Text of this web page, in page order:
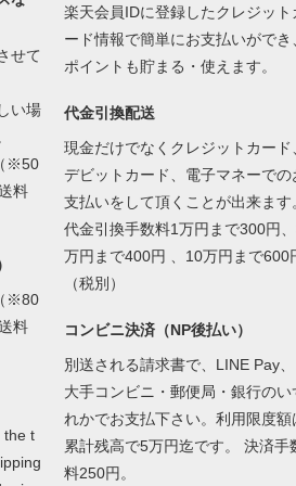
せて
い場
※50
料
※80
料
the t
楽天会員IDに登録したクレジット
ード情報で簡単にお支払いができ
ポイントも貯まる・使えます。
代金引換配送
現金だけでなくクレジットカード
デビットカード、電子マネーでの
支払いをして頂くことが出来ます
代金引換手数料1万円まで300円
万円まで400円 、10万円まで600
（税別）
コンビニ決済（NP後払い）
別送される請求書で、LINE Pay、
大手コンビニ・郵便局・銀行のい
れかでお支払下さい。利用限度額
累計残高で5万円迄です。 決済手
料250円。